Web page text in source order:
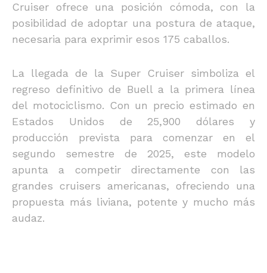
Cruiser ofrece una posición cómoda, con la
posibilidad de adoptar una postura de ataque,
necesaria para exprimir esos 175 caballos.
La llegada de la Super Cruiser simboliza el
regreso definitivo de Buell a la primera línea
del motociclismo. Con un precio estimado en
Estados Unidos de 25,900 dólares y
producción prevista para comenzar en el
segundo semestre de 2025, este modelo
apunta a competir directamente con las
grandes cruisers americanas, ofreciendo una
propuesta más liviana, potente y mucho más
audaz.